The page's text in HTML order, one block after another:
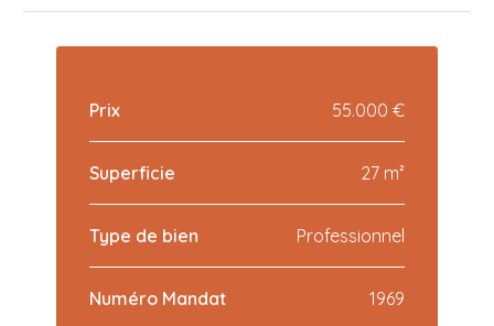
Prix 55.000 €
Superficie 27 m²
Type de bien Professionnel
Numéro Mandat 1969